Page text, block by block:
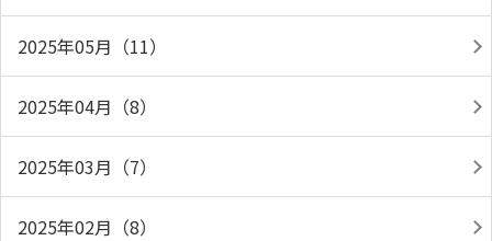
2025年05月（11）
2025年04月（8）
2025年03月（7）
2025年02月（8）